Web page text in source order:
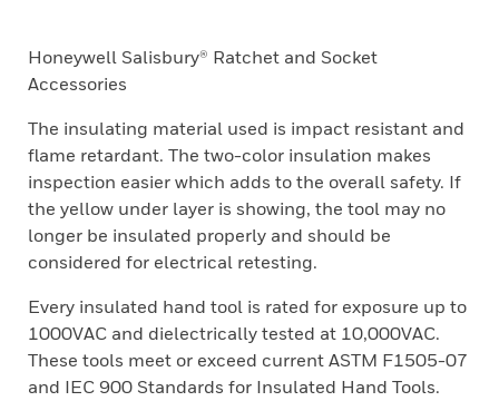
Honeywell Salisbury® Ratchet and Socket
Accessories
The insulating material used is impact resistant and
flame retardant. The two-color insulation makes
inspection easier which adds to the overall safety. If
the yellow under layer is showing, the tool may no
longer be insulated properly and should be
considered for electrical retesting.
Every insulated hand tool is rated for exposure up to
1000VAC and dielectrically tested at 10,000VAC.
These tools meet or exceed current ASTM F1505-07
and IEC 900 Standards for Insulated Hand Tools.